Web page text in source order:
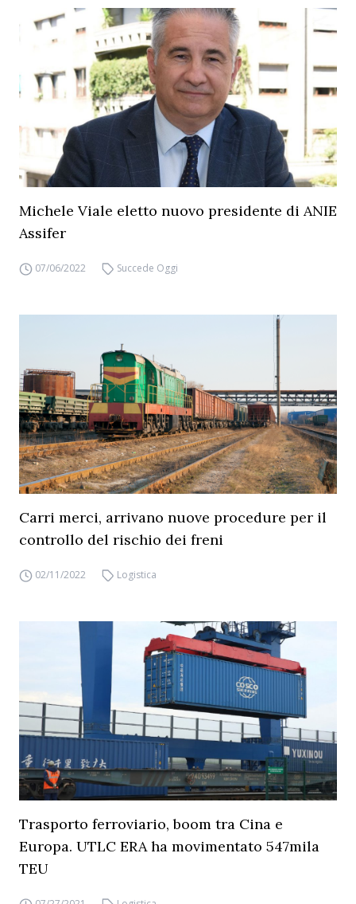
Michele Viale eletto nuovo presidente di ANIE
Assifer
07/06/2022 Succede Oggi
Carri merci, arrivano nuove procedure per il
controllo del rischio dei freni
02/11/2022 Logistica
Trasporto ferroviario, boom tra Cina e
Europa. UTLC ERA ha movimentato 547mila
TEU